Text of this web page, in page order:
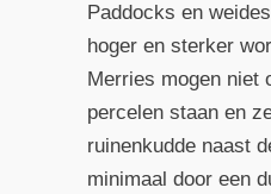
Paddocks en
hoger en sterker
Merries mogen niet
percelen staan en
ruinenkudde naast
minimaal door een